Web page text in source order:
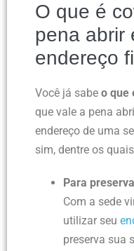
O que é
pena abrir
endereço
Você já sabe o que
que vale a pena
endereço de uma
sim, dentre os
Para
Com a sede
utilizar seu
preserva sua